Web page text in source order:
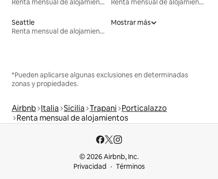
Renta mensual de alojamientos
Renta mensual de alojamientos
Seattle
Renta mensual de alojamientos
Mostrar más
*Pueden aplicarse algunas exclusiones en determinadas
zonas y propiedades.
Airbnb Italia Sicilia Trapani Porticalazzo
Renta mensual de alojamientos
© 2026 Airbnb, Inc.
Privacidad
Términos